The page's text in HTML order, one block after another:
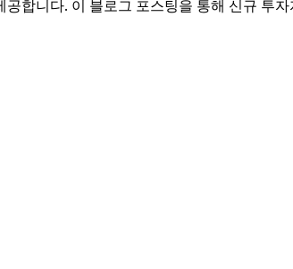
합니다. 이 블로그 포스팅을 통해 신규 투